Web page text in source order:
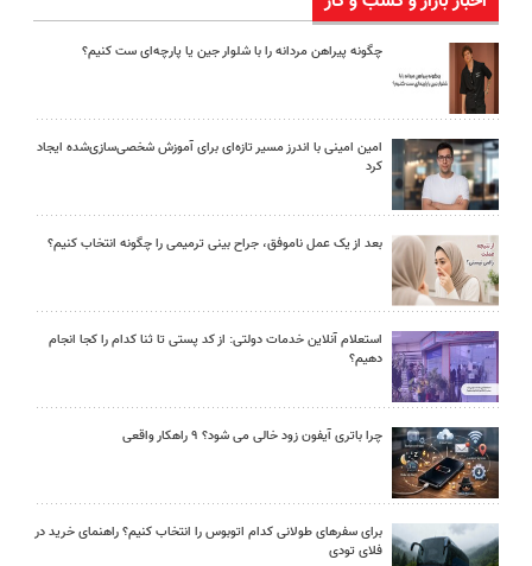
چگونه پیراهن مردانه را با شلوار جین یا پارچه‌ای ست کنیم؟
امین امینی با اندرز مسیر تازه‌ای برای آموزش شخصی‌سازی‌شده ایجاد
کرد
بعد از یک عمل ناموفق، جراح بینی ترمیمی را چگونه انتخاب کنیم؟
استعلام آنلاین خدمات دولتی: از کد پستی تا ثنا کدام را کجا انجام
دهیم؟
چرا باتری آیفون زود خالی می شود؟ ۹ راهکار واقعی
برای سفرهای طولانی کدام اتوبوس را انتخاب کنیم؟ راهنمای خرید در
فلای تودی